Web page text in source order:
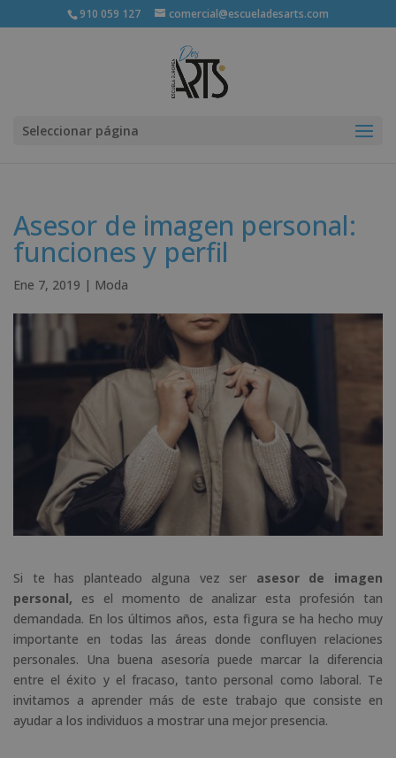
910 059 127 comercial@escueladesarts.com
Seleccionar página
Asesor de imagen personal:
funciones y perfil
Ene 7, 2019 | Moda
Si te has planteado alguna vez ser asesor de imagen
personal, es el momento de analizar esta profesión tan
demandada. En los últimos años, esta figura se ha hecho muy
importante en todas las áreas donde confluyen relaciones
personales. Una buena asesoría puede marcar la diferencia
entre el éxito y el fracaso, tanto personal como laboral. Te
invitamos a aprender más de este trabajo que consiste en
ayudar a los individuos a mostrar una mejor presencia.